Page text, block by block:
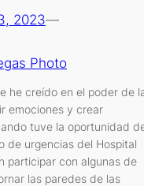
2023—
Photo
he creído en el poder de
emociones y crear
tuve la oportunidad
de urgencias del Hospital
participar con algunas de
las paredes de las